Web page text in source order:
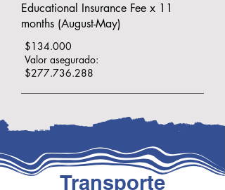
Educational Insurance Fee x 11
months (August-May)
$134.000
Valor asegurado:
$277.736.288
Transporte